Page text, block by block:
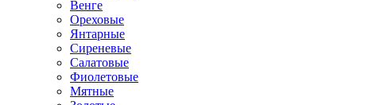
Венге
Ореховые
Янтарные
Сиреневые
Салатовые
Фиолетовые
Мятные